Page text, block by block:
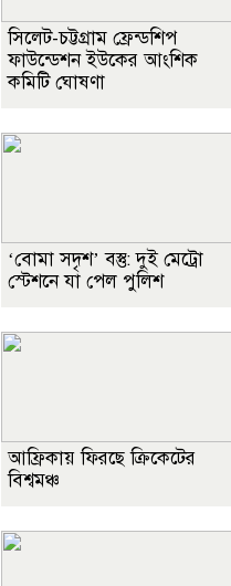
সিলেট-চট্টগ্রাম ফ্রেন্ডশিপ
ফাউন্ডেশন ইউকের আংশিক
কমিটি ঘোষণা
‘বোমা সদৃশ’ বস্তু: দুই মেট্রো
স্টেশনে যা পেল পুলিশ
আফ্রিকায় ফিরছে ক্রিকেটের
বিশ্বমঞ্চ